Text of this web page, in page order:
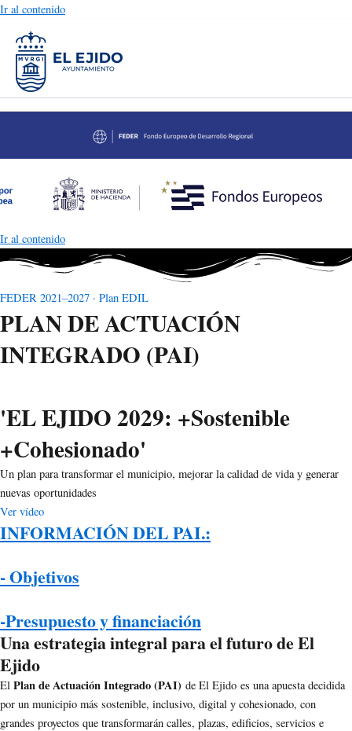
Ir al contenido
Ir al contenido
FEDER 2021–2027 · Plan EDIL
PLAN DE ACTUACIÓN
INTEGRADO (PAI)
'EL EJIDO 2029: +Sostenible
+Cohesionado'
Un plan para transformar el municipio, mejorar la calidad de vida y generar
nuevas oportunidades
Ver vídeo
INFORMACIÓN DEL PAI.:
- Objetivos
-Presupuesto y financiación
Una estrategia integral para el futuro de El
Ejido
El Plan de Actuación Integrado (PAI) de El Ejido es una apuesta decidida
por un municipio más sostenible, inclusivo, digital y cohesionado, con
grandes proyectos que transformarán calles, plazas, edificios, servicios e